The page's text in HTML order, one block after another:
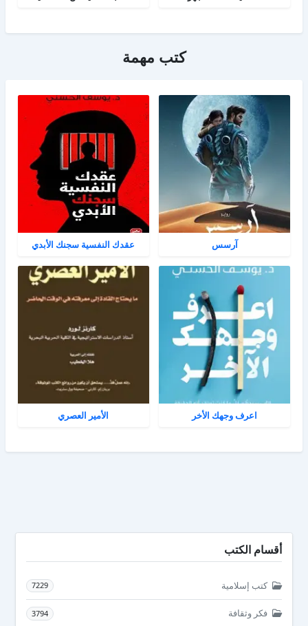
كتب مهمة
آرسس عقدك النفسية سجنك الأبدي
اعرف وجهك الأخر الأمير العصري
أقسام الكتب
كتب إسلامية 7229
فكر وثقافة 3794